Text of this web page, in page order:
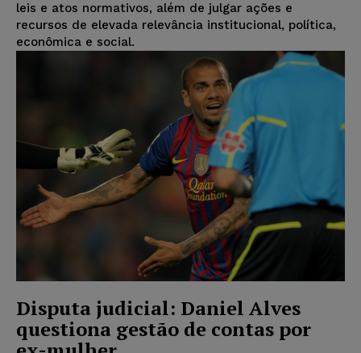
leis e atos normativos, além de julgar ações e
recursos de elevada relevância institucional, política,
econômica e social.
Disputa judicial: Daniel Alves
questiona gestão de contas por